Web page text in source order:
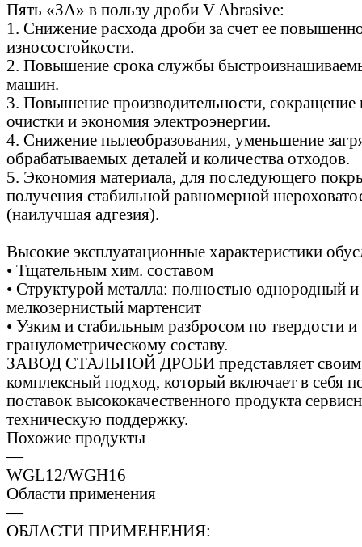
Пять «ЗА» в пользу дроби V Abrasive:
1. Снижение расхода дроби за счет ее
износостойкости.
2. Повышение срока службы
машин.
3. Повышение производительности, сокращение
очистки и экономия электроэнергии.
4. Снижение пылеобразования, уменьшение
обрабатываемых деталей и количества отходов.
5. Экономия материала, для последующего
получения стабильной равномерной
(наилучшая адгезия).
Высокие эксплуатационные характеристики
• Тщательным хим. составом
• Структурой металла: полностью однородный и
мелкозернистый мартенсит
• Узким и стабильным разбросом по твердости и
гранулометрическому составу.
ЗАВОД СТАЛЬНОЙ ДРОБИ представляет своим
комплексный подход, который включает в себя
поставок высококачественного продукта
техническую поддержку.
Похожие продукты
—
WGL12/WGH16
Области применения
—
ОБЛАСТИ ПРИМЕНЕНИЯ: